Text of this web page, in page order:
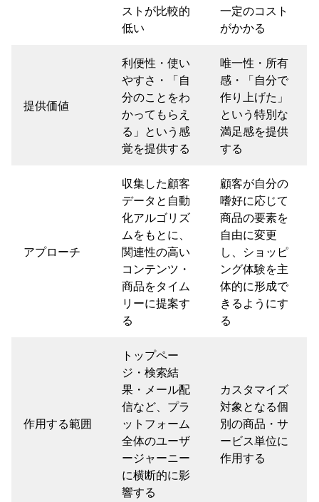
ストが比較的
低い
一定のコスト
がかかる
提供価値
利便性・使い
やすさ・「自
分のことをわ
かってもらえ
る」という感
覚を提供する
唯一性・所有
感・「自分で
作り上げた」
という特別な
満足感を提供
する
アプローチ
収集した顧客
データと自動
化アルゴリズ
ムをもとに、
関連性の高い
コンテンツ・
商品をタイム
リーに提案す
る
顧客が自分の
嗜好に応じて
商品の要素を
自由に変更
し、ショッピ
ング体験を主
体的に形成で
きるようにす
る
作用する範囲
トップペー
ジ・検索結
果・メール配
信など、プラ
ットフォーム
全体のユーザ
ージャーニー
に横断的に影
響する
カスタマイズ
対象となる個
別の商品・サ
ービス単位に
作用する